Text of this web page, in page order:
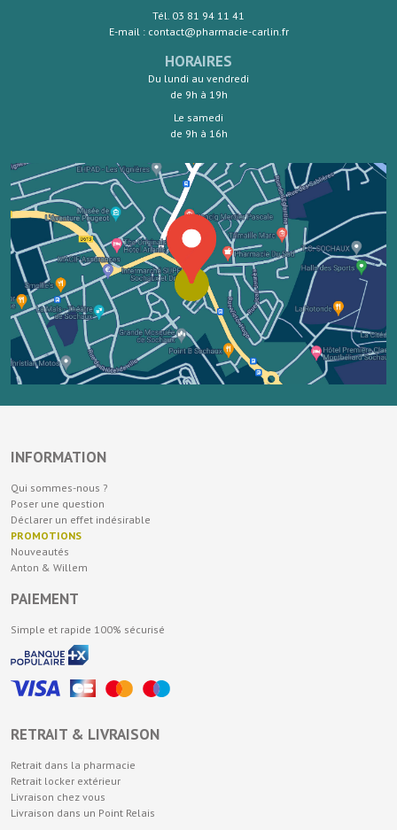
Tél. 03 81 94 11 41
E-mail : contact@pharmacie-carlin.fr
HORAIRES
Du lundi au vendredi
de 9h à 19h
Le samedi
de 9h à 16h
INFORMATION
Qui sommes-nous ?
Poser une question
Déclarer un effet indésirable
PROMOTIONS
Nouveautés
Anton & Willem
PAIEMENT
Simple et rapide 100% sécurisé
RETRAIT & LIVRAISON
Retrait dans la pharmacie
Retrait locker extérieur
Livraison chez vous
Livraison dans un Point Relais